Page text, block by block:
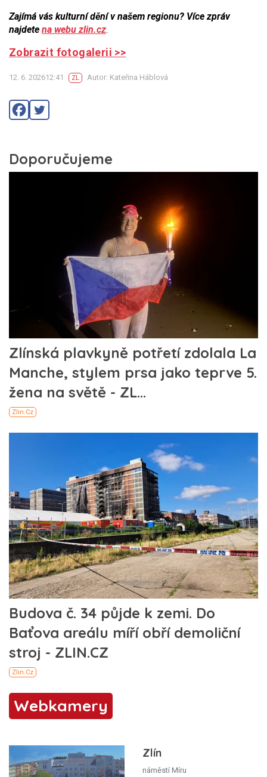
Zajímá vás kulturní dění v našem regionu? Více zpráv
najdete na webu zlin.cz.
Zobrazit fotogalerii >>
12. 6. 202612:41 ZL Autor: Kateřina Háblová
Webkamery
Zlín
náměstí Míru